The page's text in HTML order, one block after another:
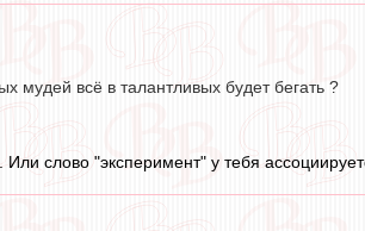
мудей всё в талантливых будет бегать ?
слово "эксперимент" у тебя